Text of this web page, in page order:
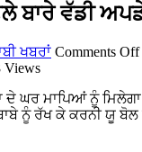
ਬਾਰੇ ਵੱਡੀ
ਖਬਰਾਂ Comments Off
Views
ਦੇ ਘਰ ਮਾਪਿਆਂ ਨੂੰ
ਨੂੰ ਰੱਖ ਕੇ ਕਰਨੀ ਯੂ